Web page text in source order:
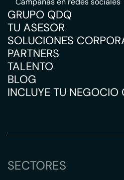
GRUPO QDQ
TU ASESOR
SOLUCIONES
PARTNERS
TALENTO
BLOG
INCLUYE TU NEGOCIO
SECTORES